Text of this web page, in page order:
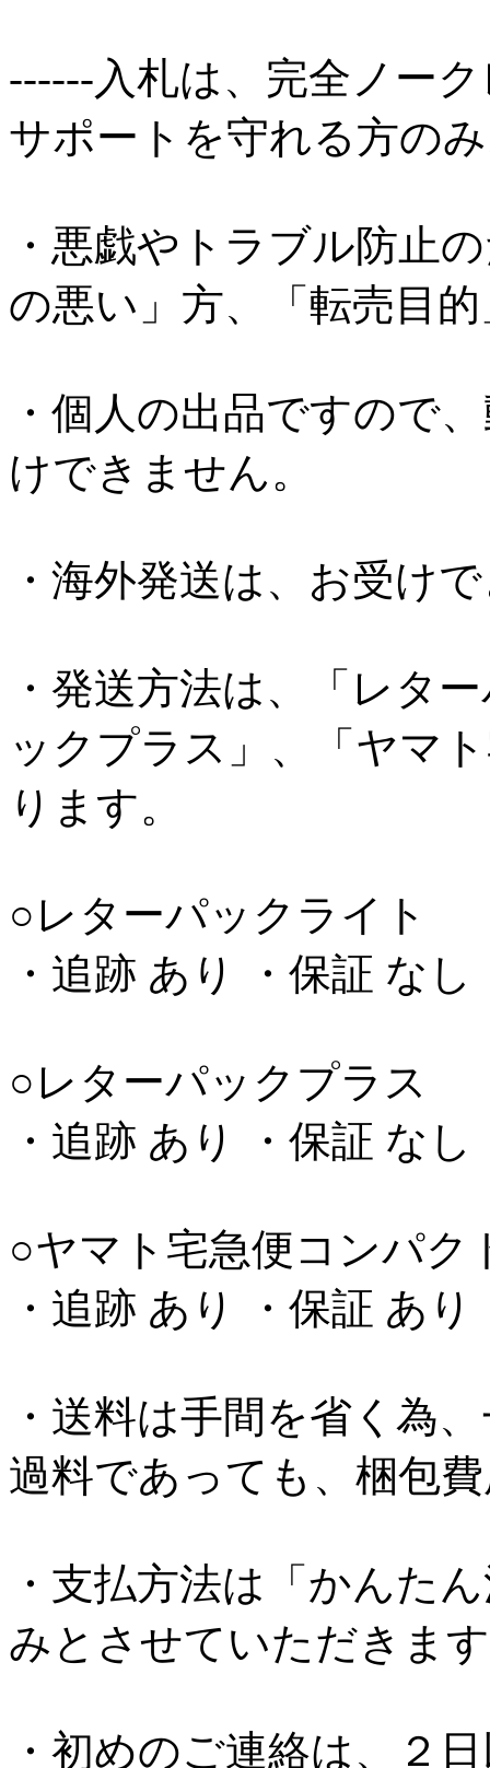
------入札は、完全ノー
サポートを守れる方の
・悪戯やトラブル防止
の悪い」方、「転売目
・個人の出品ですので
けできません。
・海外発送は、お受け
・発送方法は、「レタ
ックプラス」、「ヤマ
ります。
○レターパックライト
・追跡 あり ・保証 な
○レターパックプラス
・追跡 あり ・保証 な
○ヤマト宅急便コンパク
・追跡 あり ・保証 あ
・送料は手間を省く為
過料であっても、梱包
・支払方法は「かんた
みとさせていただきま
・初めのご連絡は、２